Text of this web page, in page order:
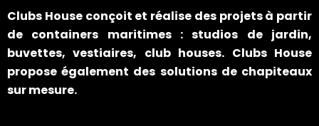
Clubs Houseconçoit et réalise des projets à partir
de containers maritimes : studios de jardin,
buvettes, vestiaires, club houses. Clubs House
propose également des solutions de chapiteaux
sur mesure.